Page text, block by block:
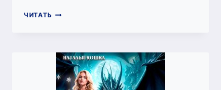
ЧИТАТЬ ТРИ
ДЛЯ
ПОПАДАНКИ
(НАТАЛЬЯ
КОШКА)